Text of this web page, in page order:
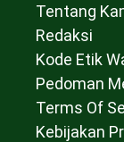
Tentang
Redaksi
Kode Etik
Pedoman
Terms Of
Kebijakan